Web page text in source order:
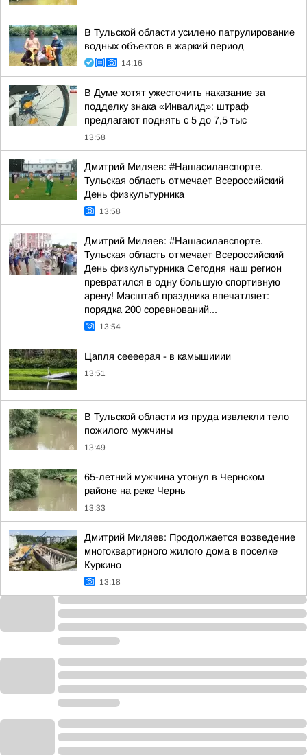
В Тульской области усилено патрулирование
водных объектов в жаркий период
14:16
В Думе хотят ужесточить наказание за
подделку знака «Инвалид»: штраф
предлагают поднять с 5 до 7,5 тыс
13:58
Дмитрий Миляев: #Нашасилавспорте.
Тульская область отмечает Всероссийский
День физкультурника
13:58
Дмитрий Миляев: #Нашасилавспорте.
Тульская область отмечает Всероссийский
День физкультурника Сегодня наш регион
превратился в одну большую спортивную
арену! Масштаб праздника впечатляет:
порядка 200 соревнований...
13:54
Цапля сеееерая - в камышииии
13:51
В Тульской области из пруда извлекли тело
пожилого мужчины
13:49
65-летний мужчина утонул в Чернском
районе на реке Чернь
13:33
Дмитрий Миляев: Продолжается возведение
многоквартирного жилого дома в поселке
Куркино
13:18